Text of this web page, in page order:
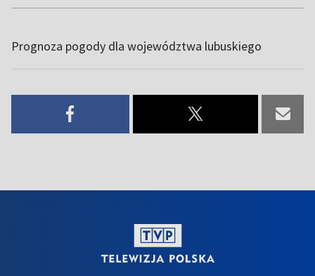
Prognoza pogody dla województwa lubuskiego